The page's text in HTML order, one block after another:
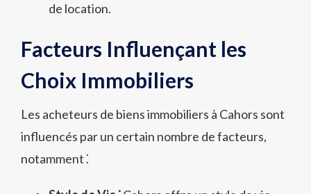
de location.
Facteurs Influençant les
Choix Immobiliers
Les acheteurs de biens immobiliers à Cahors sont
influencés par un certain nombre de facteurs,
notamment ⁚